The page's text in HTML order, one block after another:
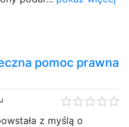
pomoc prawna
z myślą o